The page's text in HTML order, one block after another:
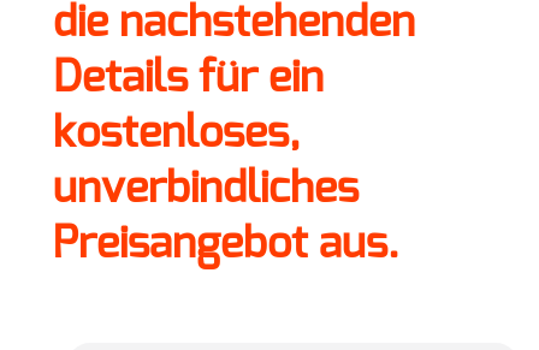
die nachstehenden
Details für ein
kostenloses,
unverbindliches
Preisangebot aus.